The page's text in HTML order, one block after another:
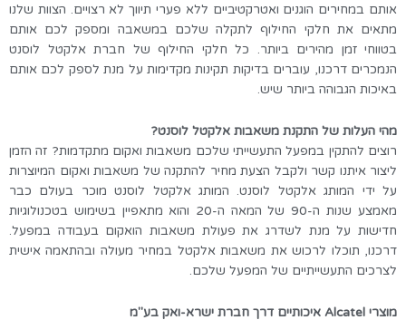
אותם במחירים הוגנים ואטרקטיביים ללא פערי תיווך לא רצויים. הצוות שלנו
מתאים את חלקי החילוף לתקלה שלכם במשאבה ומספק לכם אותם
בטווחי זמן מהירים ביותר. כל חלקי החילוף של חברת אלקטל לוסנט
הנמכרים דרכנו, עוברים בדיקות תקינות מקדימות על מנת לספק לכם אותם
באיכות הגבוהה ביותר שיש.
מהי העלות של התקנת משאבות אלקטל לוסנט?
רוצים להתקין במפעל התעשייתי שלכם משאבות ואקום מתקדמות? זה הזמן
ליצור איתנו קשר ולקבל הצעת מחיר להתקנה של משאבות ואקום המיוצרות
על ידי המותג אלקטל לוסנט. המותג אלקטל לוסנט מוכר בעולם כבר
מאמצע שנות ה-90 של המאה ה-20 והוא מתאפיין בשימוש בטכנולוגיות
חדישות על מנת לשדרג את פעולת משאבות הואקום בעבודה במפעל.
דרכנו, תוכלו לרכוש את משאבות אלקטל במחיר מעולה ובהתאמה אישית
לצרכים התעשייתיים של המפעל שלכם.
מוצרי Alcatel איכותיים דרך חברת ישרא-ואק בע"מ